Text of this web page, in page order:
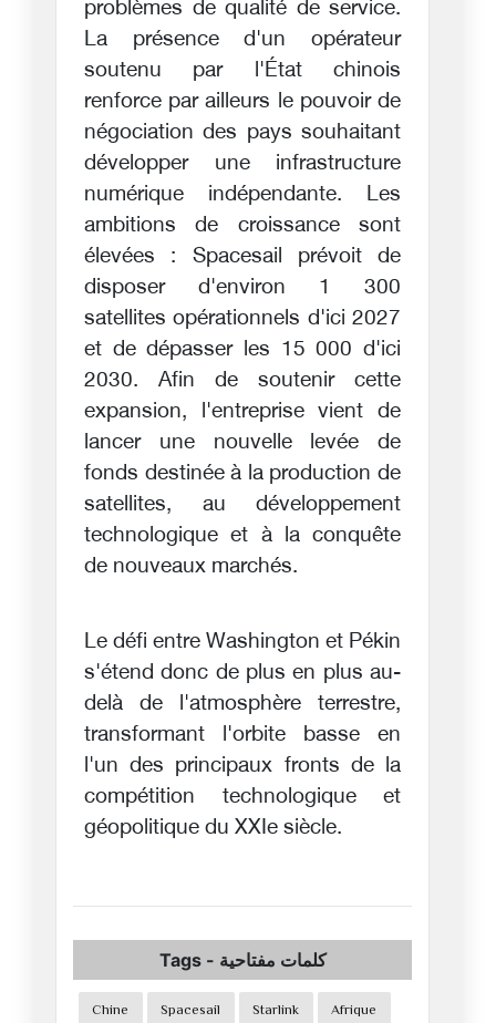
problèmes de qualité de service.
La présence d'un opérateur
soutenu par l'État chinois
renforce par ailleurs le pouvoir de
négociation des pays souhaitant
développer une infrastructure
numérique indépendante. Les
ambitions de croissance sont
élevées : Spacesail prévoit de
disposer d'environ 1 300
satellites opérationnels d'ici 2027
et de dépasser les 15 000 d'ici
2030. Afin de soutenir cette
expansion, l'entreprise vient de
lancer une nouvelle levée de
fonds destinée à la production de
satellites, au développement
technologique et à la conquête
de nouveaux marchés.
Le défi entre Washington et Pékin
s'étend donc de plus en plus au-
delà de l'atmosphère terrestre,
transformant l'orbite basse en
l'un des principaux fronts de la
compétition technologique et
géopolitique du XXIe siècle.
Tags- كلمات مفتاحية
Chine Spacesail Starlink
Afrique